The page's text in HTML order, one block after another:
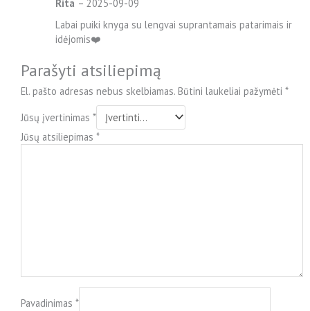
Rita – 2025-09-09
Labai puiki knyga su lengvai suprantamais patarimais ir
idėjomis❤️
Parašyti atsiliepimą
El. pašto adresas nebus skelbiamas. Būtini laukeliai pažymėti *
Jūsų įvertinimas *
Jūsų atsiliepimas *
Pavadinimas *